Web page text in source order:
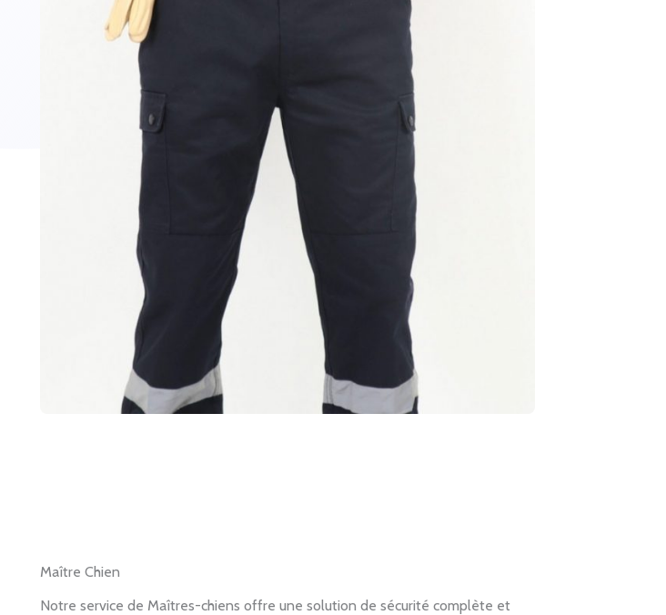
Maître Chien
Notre service de Maîtres-chiens offre une solution de sécurité complète et